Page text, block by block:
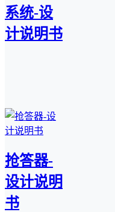
系统-设
计说明书
抢答器-
设计说明
书